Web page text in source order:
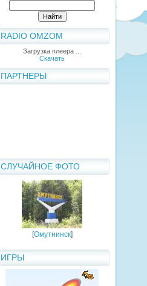
RADIO OMZOM
Загрузка плеера ...
Скачать
ПАРТНЕРЫ
СЛУЧАЙНОЕ ФОТО
[Омутнинск]
ИГРЫ